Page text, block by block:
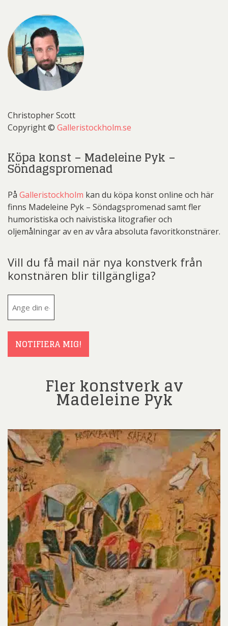
Christopher Scott
Copyright © Galleristockholm.se
Köpa konst – Madeleine Pyk –
Söndagspromenad
På Galleristockholm kan du köpa konst online och här
finns Madeleine Pyk – Söndagspromenad samt fler
humoristiska och naivistiska litografier och
oljemålningar av en av våra absoluta favoritkonstnärer.
Vill du få mail när nya konstverk från
konstnären blir tillgängliga?
NOTIFIERA MIG!
Fler konstverk av
Madeleine Pyk